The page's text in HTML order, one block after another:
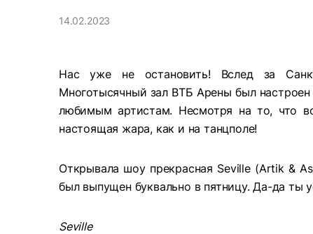
14.02.2023
Нас уже не остановить! Вслед за
Многотысячный зал ВТБ Арены был
любимым артистам. Несмотря на то, что
настоящая жара, как и на танцполе!
Открывала шоу прекрасная Seville (Artik &
был выпущен буквально в пятницу. Да-да ты
Seville